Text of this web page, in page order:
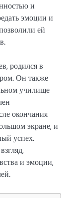
и
эмоции и
ей
родился в
Он также
училище
окончания
экране, и
успех.
и эмоции,